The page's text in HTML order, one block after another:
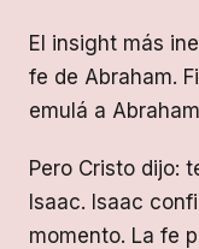
El insight más
fe de Abraham.
emulá a
Pero Cristo dijo:
Isaac. Isaac
momento. La fe